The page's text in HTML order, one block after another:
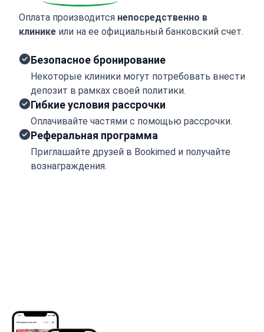
Оплата производится непосредственно в
клинике или на ее официальный банковский счет.
Безопасное бронирование
Некоторые клиники могут потребовать внести
депозит в рамках своей политики.
Гибкие условия рассрочки
Оплачивайте частями с помощью рассрочки.
Реферальная программа
Приглашайте друзей в Bookimed и получайте
вознаграждения.